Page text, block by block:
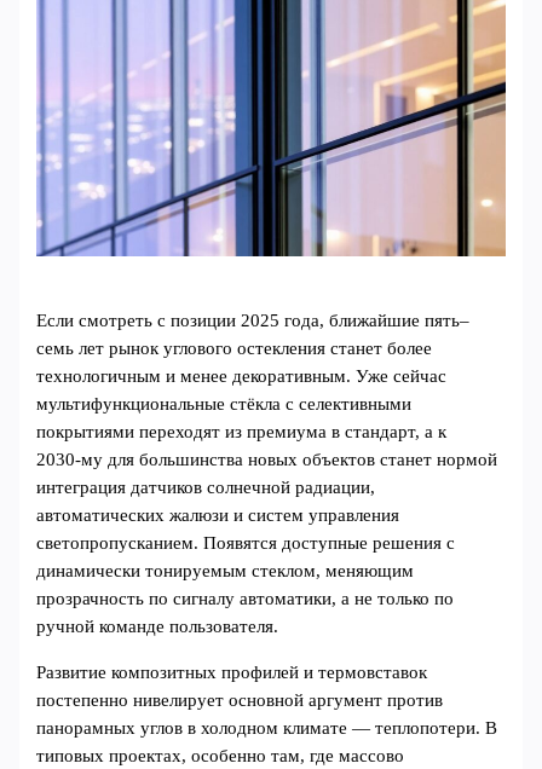
Если смотреть с позиции 2025 года, ближайшие пять–
семь лет рынок углового остекления станет более
технологичным и менее декоративным. Уже сейчас
мультифункциональные стёкла с селективными
покрытиями переходят из премиума в стандарт, а к
2030‑му для большинства новых объектов станет нормой
интеграция датчиков солнечной радиации,
автоматических жалюзи и систем управления
светопропусканием. Появятся доступные решения с
динамически тонируемым стеклом, меняющим
прозрачность по сигналу автоматики, а не только по
ручной команде пользователя.
Развитие композитных профилей и термовставок
постепенно нивелирует основной аргумент против
панорамных углов в холодном климате — теплопотери. В
типовых проектах, особенно там, где массово